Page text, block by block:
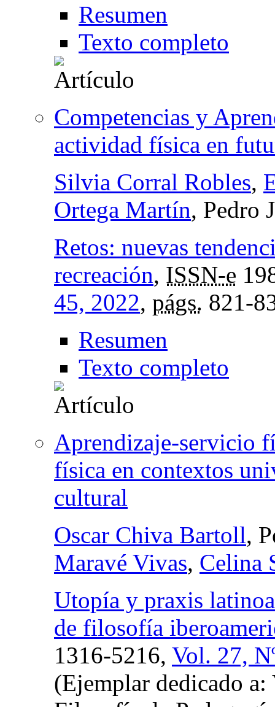
Resumen
Texto completo
Competencias y
actividad física en
Silvia Corral Robles,
Ortega Martín, Pedro
Retos: nuevas
recreación, ISSN-e
45, 2022, págs. 821-
Resumen
Texto completo
Aprendizaje-servicio
física en contextos
cultural
Oscar Chiva Bartoll,
Maravé Vivas, Celina
Utopía y praxis
de filosofía
1316-5216, Vol. 27,
(Ejemplar dedicado a: